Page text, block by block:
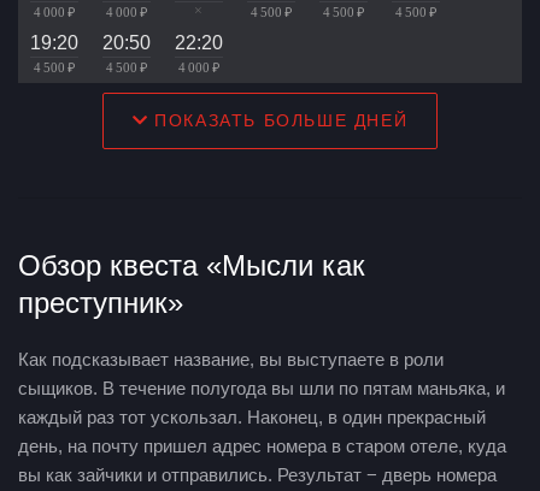
4 000 ₽ 4 000 ₽ × 4 500 ₽ 4 500 ₽ 4 500 ₽
19:20
4 500 ₽
20:50
4 500 ₽
22:20
4 000 ₽
ПОКАЗАТЬ БОЛЬШЕ ДНЕЙ
Обзор квеста «Мысли как
преступник»
Как подсказывает название, вы выступаете в роли
сыщиков. В течение полугода вы шли по пятам маньяка, и
каждый раз тот ускользал. Наконец, в один прекрасный
день, на почту пришел адрес номера в старом отеле, куда
вы как зайчики и отправились. Результат − дверь номера